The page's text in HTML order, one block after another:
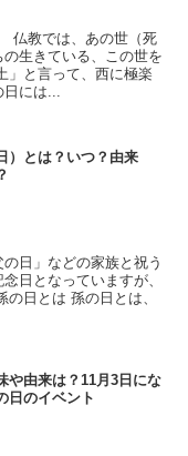
仏教では、あの世（死
生きている、この世を
」と言って、西に極楽
日には...
）とは？いつ？由来
日」などの家族と祝う
日となっていますが、
日とは 孫の日とは、
や由来は？11月3日にな
日のイベント